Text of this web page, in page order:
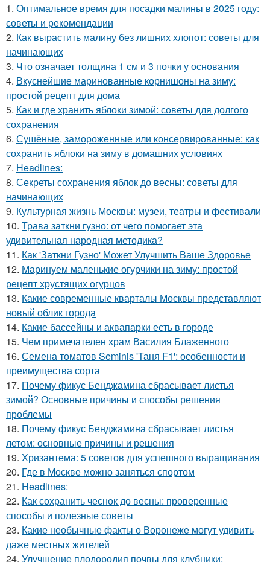
1. Оптимальное время для посадки малины в 2025 году:
советы и рекомендации
2. Как вырастить малину без лишних хлопот: советы для
начинающих
3. Что означает толщина 1 см и 3 почки у основания
4. Вкуснейшие маринованные корнишоны на зиму:
простой рецепт для дома
5. Как и где хранить яблоки зимой: советы для долгого
сохранения
6. Сушёные, замороженные или консервированные: как
сохранить яблоки на зиму в домашних условиях
7. Headlines:
8. Секреты сохранения яблок до весны: советы для
начинающих
9. Культурная жизнь Москвы: музеи, театры и фестивали
10. Трава заткни гузно: от чего помогает эта
удивительная народная методика?
11. Как 'Заткни Гузно' Может Улучшить Ваше Здоровье
12. Маринуем маленькие огурчики на зиму: простой
рецепт хрустящих огурцов
13. Какие современные кварталы Москвы представляют
новый облик города
14. Какие бассейны и аквапарки есть в городе
15. Чем примечателен храм Василия Блаженного
16. Семена томатов Seminis 'Таня F1': особенности и
преимущества сорта
17. Почему фикус Бенджамина сбрасывает листья
зимой? Основные причины и способы решения
проблемы
18. Почему фикус Бенджамина сбрасывает листья
летом: основные причины и решения
19. Хризантема: 5 советов для успешного выращивания
20. Где в Москве можно заняться спортом
21. Headlines:
22. Как сохранить чеснок до весны: проверенные
способы и полезные советы
23. Какие необычные факты о Воронеже могут удивить
даже местных жителей
24. Улучшение плодородия почвы для клубники: